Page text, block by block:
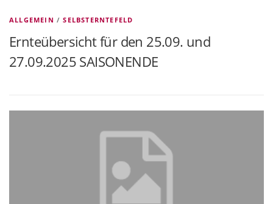
ALLGEMEIN /SELBSTERNTEFELD
Ernteübersicht für den 25.09. und
27.09.2025 SAISONENDE